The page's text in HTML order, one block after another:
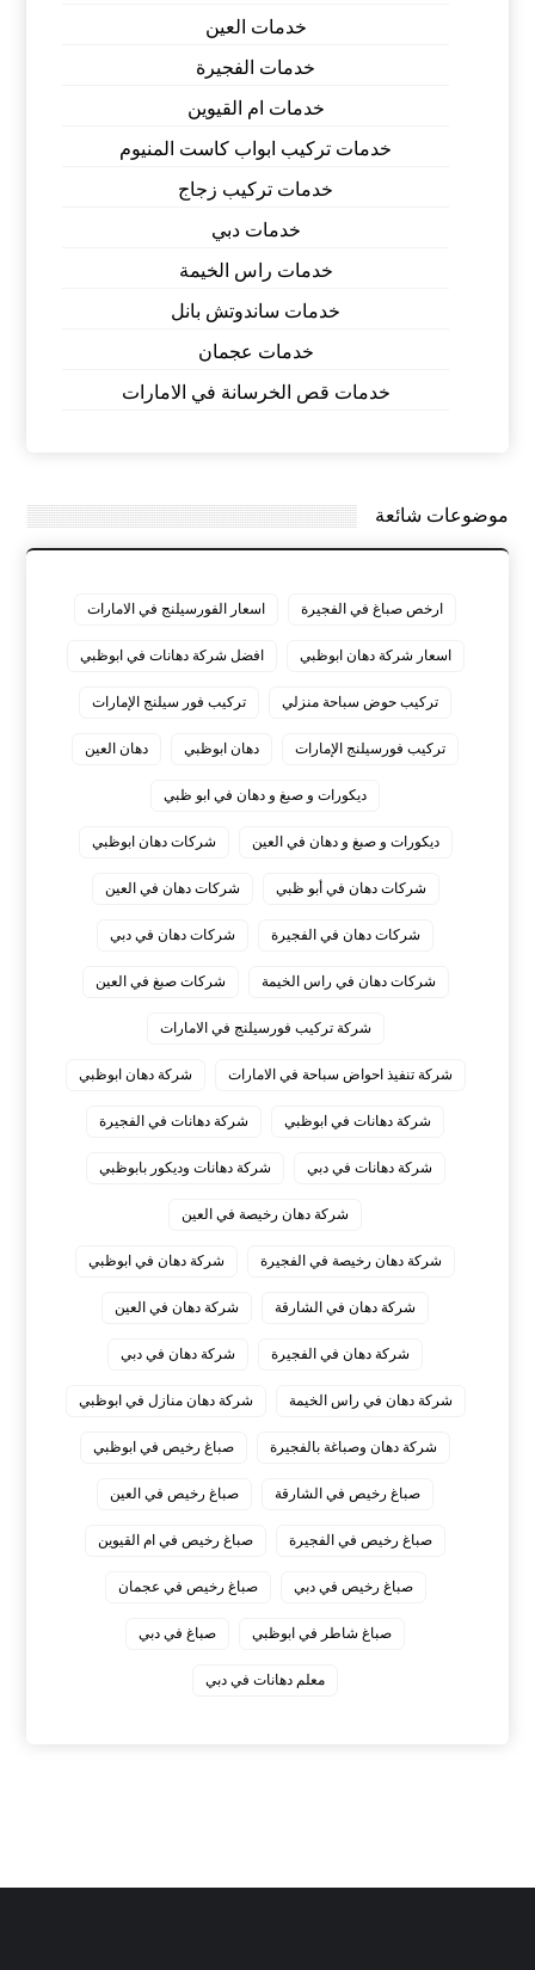
خدمات العين
خدمات الفجيرة
خدمات ام القيوين
خدمات تركيب ابواب كاست المنيوم
خدمات تركيب زجاج
خدمات دبي
خدمات راس الخيمة
خدمات ساندوتش بانل
خدمات عجمان
خدمات قص الخرسانة في الامارات
موضوعات شائعة
ارخص صباغ في الفجيرة اسعار الفورسيلنج في الامارات
اسعار شركة دهان ابوظبي افضل شركة دهانات في ابوظبي
تركيب حوض سباحة منزلي تركيب فور سيلنج الإمارات
تركيب فورسيلنج الإمارات دهان ابوظبي دهان العين
ديكورات و صبغ و دهان في ابو ظبي
ديكورات و صبغ و دهان في العين شركات دهان ابوظبي
شركات دهان في أبو ظبي شركات دهان في العين
شركات دهان في الفجيرة شركات دهان في دبي
شركات دهان في راس الخيمة شركات صبغ في العين
شركة تركيب فورسيلنج في الامارات
شركة تنفيذ احواض سباحة في الامارات شركة دهان ابوظبي
شركة دهانات في ابوظبي شركة دهانات في الفجيرة
شركة دهانات في دبي شركة دهانات وديكور بابوظبي
شركة دهان رخيصة في العين
شركة دهان رخيصة في الفجيرة شركة دهان في ابوظبي
شركة دهان في الشارقة شركة دهان في العين
شركة دهان في الفجيرة شركة دهان في دبي
شركة دهان في راس الخيمة شركة دهان منازل في ابوظبي
شركة دهان وصباغة بالفجيرة صباغ رخيص في ابوظبي
صباغ رخيص في الشارقة صباغ رخيص في العين
صباغ رخيص في الفجيرة صباغ رخيص في ام القيوين
صباغ رخيص في دبي صباغ رخيص في عجمان
صباغ شاطر في ابوظبي صباغ في دبي
معلم دهانات في دبي